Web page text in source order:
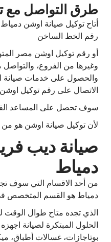
طرق التواصل مع
أتاح توكيل صيانة اوشن
رقم الخط الساخن
أو رقم توكيل اوشن مصر
وغيرها من الفروع،
والحصول على خدمات صيانة
الاتصال على رقم توكيل
سوف تحصل على المساعد
لأن توكيل صيانة اوشن هو
صيانة ديب
دمياط
من أحد الاقسام التي سوف
دمياط هو القسم المتخصص
الذي تجده متاح طوال الوقت
الحلول المبتكرة لصيانة
بوتاجازات، غسالات أطباق،